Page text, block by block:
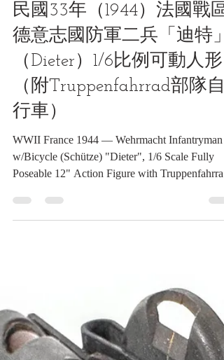
7月9日 讀畢需時 6 分鐘
輪車類收藏品
民國33年（1944）法國戰區
（Dieter）1/6比例可動人形
WWII France 1944 — Wehrmacht Infantryman
w/Bicycle (Schütze) "Dieter", 1/6 Scale Fully
Poseable 12" Action Figure with
Dragon Models, 2002 民國33年（1944）法國